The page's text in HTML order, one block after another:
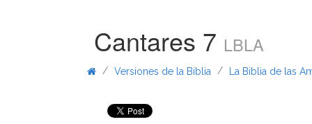
Cantares 7 LBLA
/ Versiones de la Biblia / La Biblia de las